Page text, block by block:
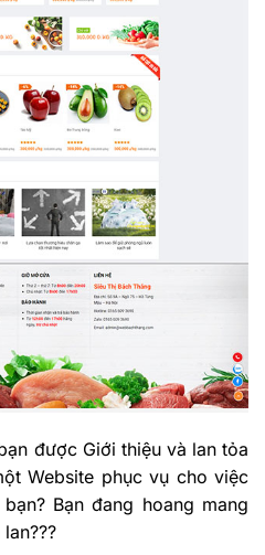
được Giới thiệu và lan tỏa
Website phục vụ cho việc
Bạn đang hoang mang